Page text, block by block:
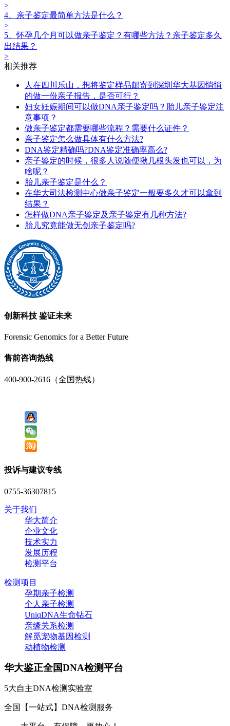
>
4、亲子鉴定最简单方法是什么？
>
5、怀孕几个月可以做亲子鉴定？有哪些方法？亲子鉴定多久
出结果？
>
相关推荐
人在四川乐山，想将鉴定样品邮寄到深圳华大基因悄悄
的做一份亲子报告，是否可行？
妇女妊娠期间可以做DNA亲子鉴定吗？胎儿亲子鉴定注
意事项？
做亲子鉴定都需要哪些流程？需要什么证件？
亲子鉴定怎么做具体有什么方法?
DNA鉴定精确吗?DNA鉴定准确率高么?
亲子鉴定的时候，很多人说随便揪几根头发也可以，为
啥呢？
胎儿亲子鉴定是什么？
在华大司法检测中心做亲子鉴定一般要多久才可以拿到
结果？
怎样做DNA亲子鉴定及亲子鉴定有几种方法?
胎儿究竟能做无创亲子鉴定吗?
创新科技 鉴证未来
Forensic Genomics for a Better Future
售前咨询热线
400-900-2616（全国热线）
投诉与建议专线
0755-36307815
关于我们
华大简介
企业文化
技术实力
发展历程
检测平台
检测项目
孕期亲子检测
个人亲子检测
UniqDNA生命钻石
亲缘关系检测
解觅宠物基因检测
动植物检测
华大鉴正全国DNA检测平台
5大自主DNA检测实验室
全国【一站式】DNA检测服务